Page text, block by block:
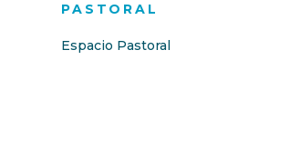
PASTORAL
Espacio Pastoral